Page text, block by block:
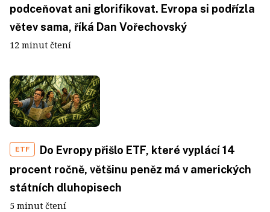
podceňovat ani glorifikovat. Evropa si podřízla
větev sama, říká Dan Vořechovský
12 minut čtení
ETF
Do Evropy přišlo ETF, které vyplácí 14
procent ročně, většinu peněz má v amerických
státních dluhopisech
5 minut čtení